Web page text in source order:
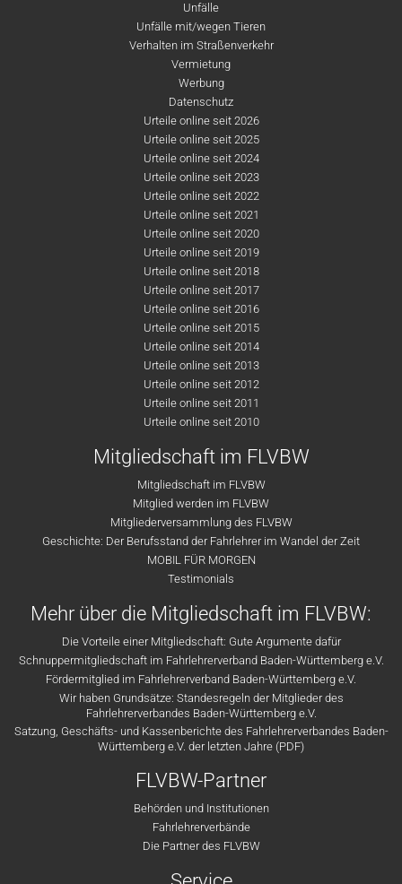
Unfälle
Unfälle mit/wegen Tieren
Verhalten im Straßenverkehr
Vermietung
Werbung
Datenschutz
Urteile online seit 2026
Urteile online seit 2025
Urteile online seit 2024
Urteile online seit 2023
Urteile online seit 2022
Urteile online seit 2021
Urteile online seit 2020
Urteile online seit 2019
Urteile online seit 2018
Urteile online seit 2017
Urteile online seit 2016
Urteile online seit 2015
Urteile online seit 2014
Urteile online seit 2013
Urteile online seit 2012
Urteile online seit 2011
Urteile online seit 2010
Mitgliedschaft im FLVBW
Mitgliedschaft im FLVBW
Mitglied werden im FLVBW
Mitgliederversammlung des FLVBW
Geschichte: Der Berufsstand der Fahrlehrer im Wandel der Zeit
MOBIL FÜR MORGEN
Testimonials
Mehr über die Mitgliedschaft im FLVBW:
Die Vorteile einer Mitgliedschaft: Gute Argumente dafür
Schnuppermitgliedschaft im Fahrlehrerverband Baden-Württemberg e.V.
Fördermitglied im Fahrlehrerverband Baden-Württemberg e.V.
Wir haben Grundsätze: Standesregeln der Mitglieder des
Fahrlehrerverbandes Baden-Württemberg e.V.
Satzung, Geschäfts- und Kassenberichte des Fahrlehrerverbandes Baden-
Württemberg e.V. der letzten Jahre (PDF)
FLVBW-Partner
Behörden und Institutionen
Fahrlehrerverbände
Die Partner des FLVBW